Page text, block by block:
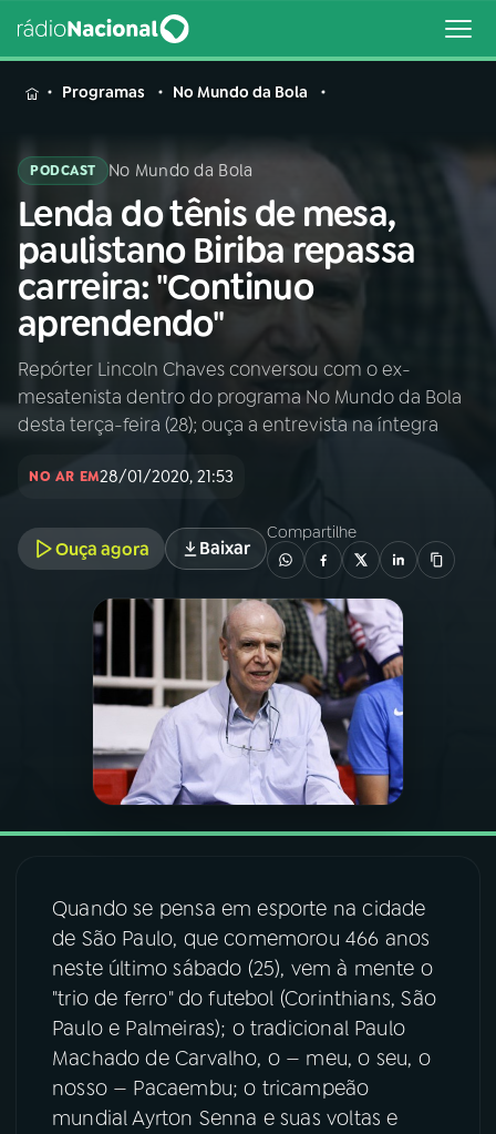
MENU
Buscar
na
Rádio
Nacional
Buscar
AO VIVO
01 INÍCIO
02A RÁDIO
03PROGRAMAÇÃO
PROGRAMAS
PODCASTS
VIDEOCASTS
07ÚLTIMAS
08FESTIVAL DE MÚSICA
YouTube Facebook
Instagram X
Programas No Mundo da Bola
PODCAST No Mundo da Bola
Lenda do tênis de mesa,
paulistano Biriba repassa
carreira: "Continuo
aprendendo"
Repórter Lincoln Chaves conversou com o ex-
mesatenista dentro do programa No Mundo da Bola
desta terça-feira (28); ouça a entrevista na íntegra
NO AR EM28/01/2020, 21:53
Ouça agora Baixar
Compartilhe
Quando se pensa em esporte na cidade
de São Paulo, que comemorou 466 anos
neste último sábado (25), vem à mente o
"trio de ferro" do futebol (Corinthians, São
Paulo e Palmeiras); o tradicional Paulo
Machado de Carvalho, o — meu, o seu, o
nosso — Pacaembu; o tricampeão
mundial Ayrton Senna e suas voltas e